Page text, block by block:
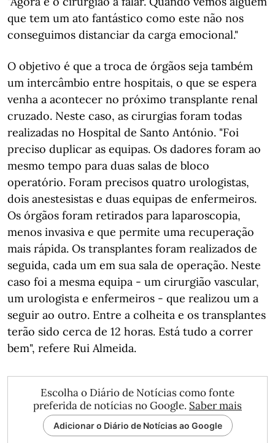
que tem um ato fantástico como este não nos
conseguimos distanciar da carga emocional."
O objetivo é que a troca de órgãos seja também
um intercâmbio entre hospitais, o que se espera
venha a acontecer no próximo transplante renal
cruzado. Neste caso, as cirurgias foram todas
realizadas no Hospital de Santo António. "Foi
preciso duplicar as equipas. Os dadores foram ao
mesmo tempo para duas salas de bloco
operatório. Foram precisos quatro urologistas,
dois anestesistas e duas equipas de enfermeiros.
Os órgãos foram retirados para laparoscopia,
menos invasiva e que permite uma recuperação
mais rápida. Os transplantes foram realizados de
seguida, cada um em sua sala de operação. Neste
caso foi a mesma equipa - um cirurgião vascular,
um urologista e enfermeiros - que realizou um a
seguir ao outro. Entre a colheita e os transplantes
terão sido cerca de 12 horas. Está tudo a correr
bem", refere Rui Almeida.
Escolha o Diário de Notícias como fonte
preferida de notícias no Google. Saber mais
Adicionar o Diário de Notícias ao Google